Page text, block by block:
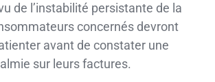
de l’instabilité persistante de la
concernés devront
avant de constater une
sur leurs factures.